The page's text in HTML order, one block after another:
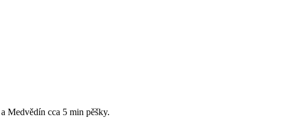
Medvědín cca 5 min pěšky.